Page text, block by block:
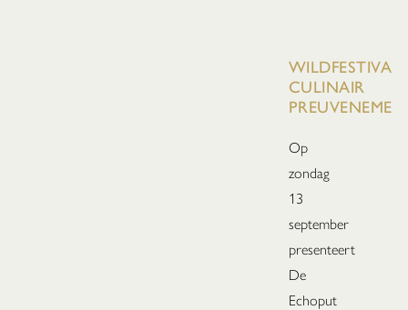
WILDFESTIVAL:
CULINAIR
Op
zondag
13
september
presenteert
De
Echoput